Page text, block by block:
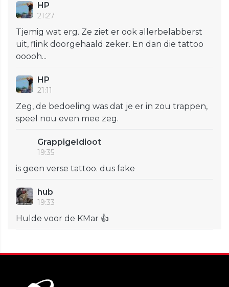
HP
21:27
Tjemig wat erg. Ze ziet er ook allerbelabberst
uit, flink doorgehaald zeker. En dan die tattoo
ooooh...
HP
21:11
Zeg, de bedoeling was dat je er in zou trappen,
speel nou even mee zeg.
GrappigeIdioot
19:35
is geen verse tattoo. dus fake
hub
19:33
Hulde voor de KMar 👍